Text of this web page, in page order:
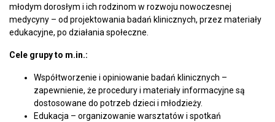
młodym dorosłym i ich rodzinom w rozwoju nowoczesnej
medycyny – od projektowania badań klinicznych, przez materiały
edukacyjne, po działania społeczne.
Cele grupy to m.in.:
Współtworzenie i opiniowanie badań klinicznych –
zapewnienie, że procedury i materiały informacyjne są
dostosowane do potrzeb dzieci i młodzieży.
Edukacja – organizowanie warsztatów i spotkań